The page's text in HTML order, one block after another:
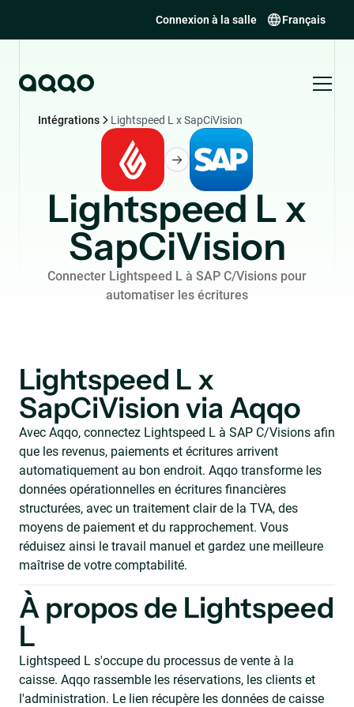
Connexion à la salle Français
Intégrations Lightspeed L x SapCiVision
Lightspeed L x
SapCiVision
Connecter Lightspeed L à SAP C/Visions pour
automatiser les écritures
Lightspeed L x
SapCiVision via Aqqo
Avec Aqqo, connectez Lightspeed L à SAP C/Visions afin
que les revenus, paiements et écritures arrivent
automatiquement au bon endroit. Aqqo transforme les
données opérationnelles en écritures financières
structurées, avec un traitement clair de la TVA, des
moyens de paiement et du rapprochement. Vous
réduisez ainsi le travail manuel et gardez une meilleure
maîtrise de votre comptabilité.
À propos de Lightspeed
L
Lightspeed L s'occupe du processus de vente à la
caisse. Aqqo rassemble les réservations, les clients et
l'administration. Le lien récupère les données de caisse